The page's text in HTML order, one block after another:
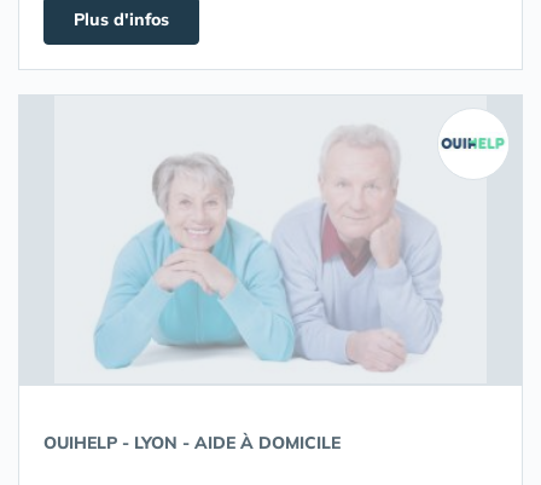
Plus d'infos
OUIHELP - LYON - AIDE À DOMICILE